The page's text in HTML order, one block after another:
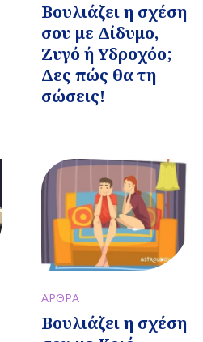
Βουλιάζει η σχέση
σου με Δίδυμο,
Ζυγό ή Υδροχόο;
Δες πώς θα τη
σώσεις!
ΑΡΘΡΑ
Βουλιάζει η σχέση